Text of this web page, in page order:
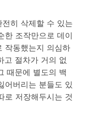
히 삭제할 수 있는
한 조작만으로 데이
작동했는지 의심하
고 절차가 거의 없
때문에 별도의 백
어버리는 분들도 있
로 저장해두시는 것